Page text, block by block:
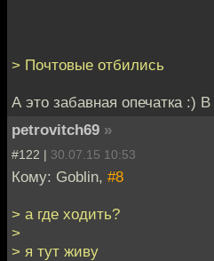
> Почтовые отбились
А это забавная опечатка :) В
petrovitch69 »
#122 | 30.07.15 10:53
Кому: Goblin, #8
> а где ходить?
>
> я тут живу